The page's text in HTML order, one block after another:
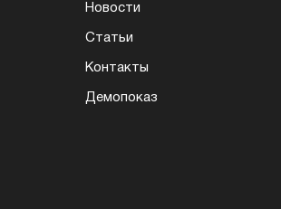
Новости
Статьи
Контакты
Демопоказ